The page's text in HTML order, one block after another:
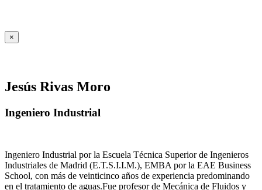
×
Jesús Rivas Moro
Ingeniero Industrial
Ingeniero Industrial por la Escuela Técnica Superior de Ingenieros
Industriales de Madrid (E.T.S.I.I.M.), EMBA por la EAE Business
School, con más de veinticinco años de experiencia predominando
en el tratamiento de aguas.Fue profesor de Mecánica de Fluidos y